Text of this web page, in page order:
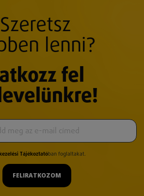
Szeretsz
lenni?
fel
Tájékoztatóban foglaltakat.
FELIRATKOZOM